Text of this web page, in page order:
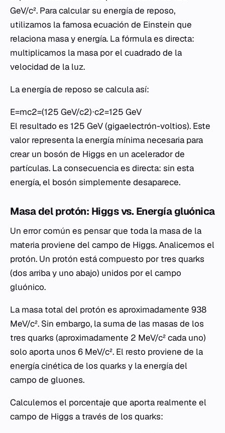
GeV/c². Para calcular su energía de reposo,
utilizamos la famosa ecuación de Einstein que
relaciona masa y energía. La fórmula es directa:
multiplicamos la masa por el cuadrado de la
velocidad de la luz.
La energía de reposo se calcula así:
E=mc2=(125 GeV/c2)⋅c2=125 GeV
El resultado es 125 GeV (gigaelectrón-voltios). Este
valor representa la energía mínima necesaria para
crear un bosón de Higgs en un acelerador de
partículas. La consecuencia es directa: sin esta
energía, el bosón simplemente desaparece.
Masa del protón: Higgs vs. Energía gluónica
Un error común es pensar que toda la masa de la
materia proviene del campo de Higgs. Analicemos el
protón. Un protón está compuesto por tres quarks
(dos arriba y uno abajo) unidos por el campo
gluónico.
La masa total del protón es aproximadamente 938
MeV/c². Sin embargo, la suma de las masas de los
tres quarks (aproximadamente 2 MeV/c² cada uno)
solo aporta unos 6 MeV/c². El resto proviene de la
energía cinéticade los quarks y la energía del
campo de gluones.
Calculemos el porcentaje que aporta realmente el
campo de Higgs a través de los quarks: